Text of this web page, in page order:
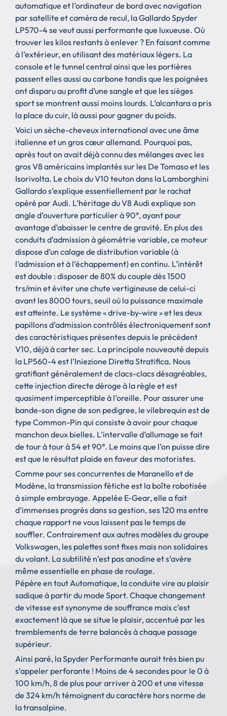
automatique et l’ordinateur de bord avec navigation
par satellite et caméra de recul, la Gallardo Spyder
LP570-4 se veut aussi performante que luxueuse. Où
trouver les kilos restants à enlever ? En faisant comme
à l’extérieur, en utilisant des matériaux légers. La
console et le tunnel central ainsi que les portières
passent elles aussi au carbone tandis que les poignées
ont disparu au profit d’une sangle et que les sièges
sport se montrent aussi moins lourds. L’alcantara a pris
la place du cuir, là aussi pour gagner du poids.
Voici un sèche-cheveux international avec une âme
italienne et un gros cœur allemand. Pourquoi pas,
après tout on avait déjà connu des mélanges avec les
gros V8 américains implantés sur les De Tomaso et les
Isorivolta. Le choix du V10 teuton dans la Lamborghini
Gallardo s’explique essentiellement par le rachat
opéré par Audi. L’héritage du V8 Audi explique son
angle d’ouverture particulier à 90°, ayant pour
avantage d’abaisser le centre de gravité. En plus des
conduits d’admission à géométrie variable, ce moteur
dispose d’un calage de distribution variable (à
l’admission et à l’échappement) en continu. L’intérêt
est double : disposer de 80% du couple dès 1500
trs/min et éviter une chute vertigineuse de celui-ci
avant les 8000 tours, seuil où la puissance maximale
est atteinte. Le système « drive-by-wire » et les deux
papillons d’admission contrôlés électroniquement sont
des caractéristiques présentes depuis le précédent
V10, déjà à carter sec. La principale nouveauté depuis
la LP560-4 est l’Iniezione Diretta Stratifica. Nous
gratifiant généralement de clacs-clacs désagréables,
cette injection directe déroge à la règle et est
quasiment imperceptible à l’oreille. Pour assurer une
bande-son digne de son pedigree, le vilebrequin est de
type Common-Pin qui consiste à avoir pour chaque
manchon deux bielles. L’intervalle d’allumage se fait
de tour à tour à 54 et 90°. Le moins que l’on puisse dire
est que le résultat plaide en faveur des motoristes.
Comme pour ses concurrentes de Maranello et de
Modène, la transmission fétiche est la boîte robotisée
à simple embrayage. Appelée E-Gear, elle a fait
d’immenses progrès dans sa gestion, ses 120 ms entre
chaque rapport ne vous laissent pas le temps de
souffler. Contrairement aux autres modèles du groupe
Volkswagen, les palettes sont fixes mais non solidaires
du volant. La subtilité n’est pas anodine et s’avère
même essentielle en phase de roulage.
Pépère en tout Automatique, la conduite vire au plaisir
sadique à partir du mode Sport. Chaque changement
de vitesse est synonyme de souffrance mais c’est
exactement là que se situe le plaisir, accentué par les
tremblements de terre balancés à chaque passage
supérieur.
Ainsi paré, la Spyder Performante aurait très bien pu
s’appeler perforante ! Moins de 4 secondes pour le 0 à
100 km/h, 8 de plus pour arriver à 200 et une vitesse
de 324 km/h témoignent du caractère hors norme de
la transalpine.